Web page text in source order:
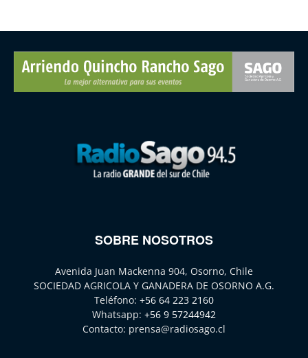
SOBRE NOSOTROS
Avenida Juan Mackenna 904, Osorno, Chile
SOCIEDAD AGRICOLA Y GANADERA DE OSORNO A.G.
Teléfono: +56 64 223 2160
Whatsapp: +56 9 57244942
Contacto: prensa@radiosago.cl